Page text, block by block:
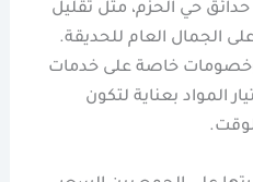
حي الحزم، مثل تقليل
الجمال العام للحديقة.
خاصة على خدمات
المواد بعناية لتكون